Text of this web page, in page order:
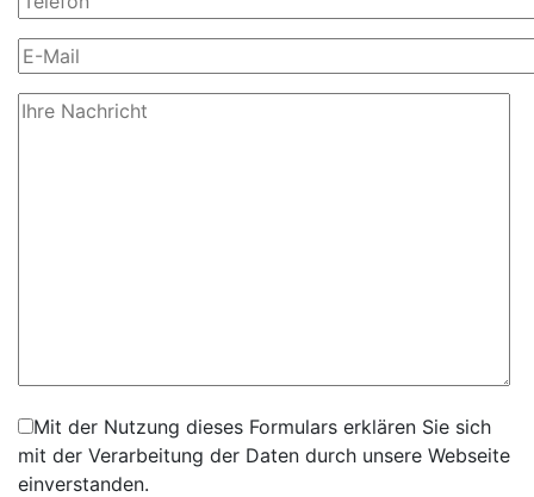
Mit der Nutzung dieses Formulars erklären Sie sich
mit der Verarbeitung der Daten durch unsere Webseite
einverstanden.